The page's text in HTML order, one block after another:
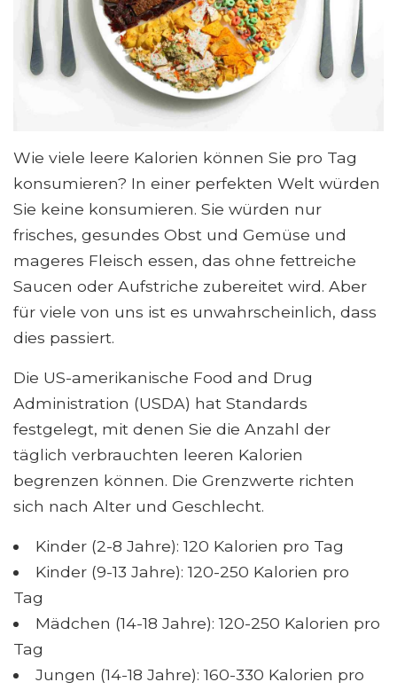
Wie viele leere Kalorien können Sie pro Tag
konsumieren? In einer perfekten Welt würden
Sie keine konsumieren. Sie würden nur
frisches, gesundes Obst und Gemüse und
mageres Fleisch essen, das ohne fettreiche
Saucen oder Aufstriche zubereitet wird. Aber
für viele von uns ist es unwahrscheinlich, dass
dies passiert.
Die US-amerikanische Food and Drug
Administration (USDA) hat Standards
festgelegt, mit denen Sie die Anzahl der
täglich verbrauchten leeren Kalorien
begrenzen können. Die Grenzwerte richten
sich nach Alter und Geschlecht.
Kinder (2-8 Jahre): 120 Kalorien pro Tag
Kinder (9-13 Jahre): 120-250 Kalorien pro
Tag
Mädchen (14-18 Jahre): 120-250 Kalorien pro
Tag
Jungen (14-18 Jahre): 160-330 Kalorien pro